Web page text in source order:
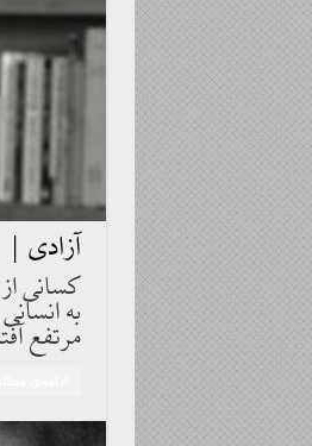
آزادی |
كسانى
به
مرتفع